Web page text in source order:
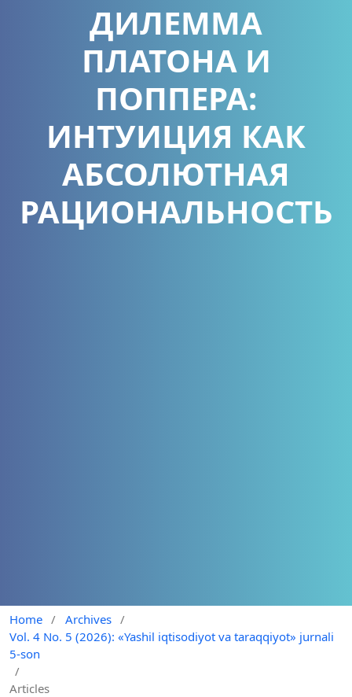
ДИЛЕММА
ПЛАТОНА И
ПОППЕРА:
ИНТУИЦИЯ КАК
АБСОЛЮТНАЯ
РАЦИОНАЛЬНОСТЬ
Home / Archives /
Vol. 4 No. 5 (2026): «Yashil iqtisodiyot va taraqqiyot» jurnali
5-son
/
Articles